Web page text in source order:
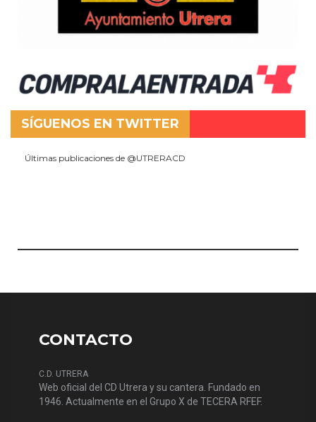
SÍGUENOS EN TWITTER
Últimas publicaciones de @UTRERACD
CONTACTO
C.D. UTRERA
Web oficial del CD Utrera y su cantera. Fundado en
1946. Actualmente en el Grupo X de TECERA RFEF.